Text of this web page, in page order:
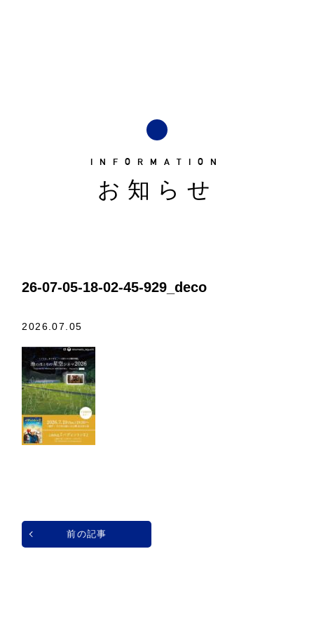
INFORMATION
お知らせ
26-07-05-18-02-45-929_deco
2026.07.05
前の記事